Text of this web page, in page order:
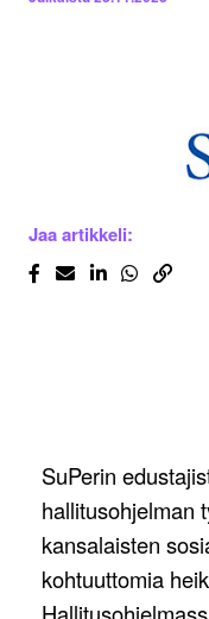
Jaa artikkeli:
SuPerin
hallitusohjelman
kansalaisten
kohtuuttomia